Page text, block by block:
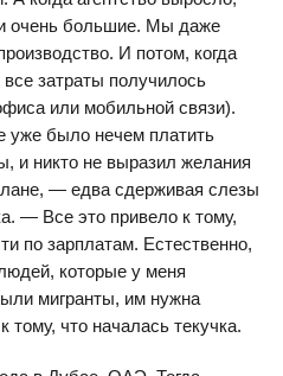
очень большие. Мы даже
И потом, когда
затраты получилось
или мобильной связи).
уже было нечем платить
и никто не выразил желания
— едва сдерживая слезы
— Все это привело к тому,
по зарплатам. Естественно,
которые у меня
мигранты, им нужна
тому, что началась текучка.